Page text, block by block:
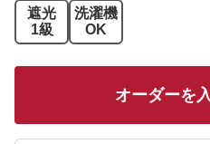
遮光
1級
洗濯機
OK
オーダーを